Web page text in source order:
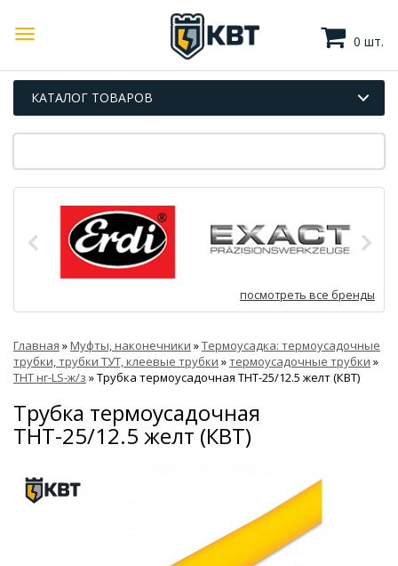
0 шт.
КАТАЛОГ ТОВАРОВ
посмотреть все бренды
Главная »Муфты, наконечники »Термоусадка: термоусадочные
трубки, трубки ТУТ, клеевые трубки »термоусадочные трубки »
ТНТ нг-LS-ж/з »Трубка термоусадочная ТНТ-25/12.5 желт (КВТ)
Трубка термоусадочная
ТНТ-25/12.5 желт (КВТ)